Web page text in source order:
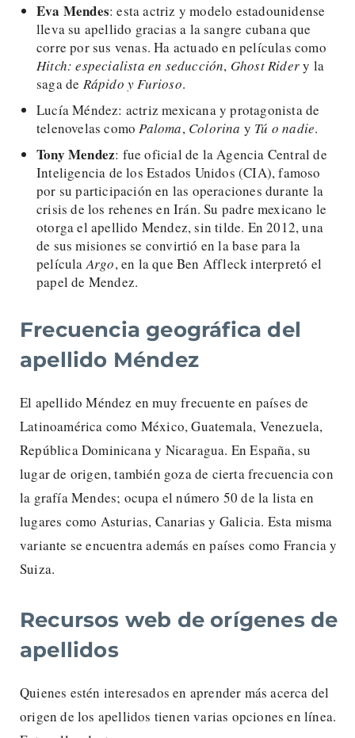
Eva Mendes: esta actriz y modelo estadounidense
lleva su apellido gracias a la sangre cubana que
corre por sus venas. Ha actuado en películas como
Hitch: especialista en seducción, Ghost Ridery la
saga de Rápido y Furioso.
Lucía Méndez: actriz mexicana y protagonista de
telenovelas comoPaloma, Colorina y Tú o nadie.
Tony Mendez: fue oficial de la Agencia Central de
Inteligencia de los Estados Unidos (CIA), famoso
por su participación en las operaciones durante la
crisis de los rehenes en Irán. Su padre mexicano le
otorga el apellido Mendez, sin tilde. En 2012, una
de sus misiones se convirtió en la base para la
películaArgo, en la que Ben Affleck interpretó el
papel de Mendez.
Frecuencia geográfica del
apellido Méndez
El apellido Méndez en muy frecuente en países de
Latinoamérica como México, Guatemala, Venezuela,
República Dominicana y Nicaragua. En España, su
lugar de origen, también goza de cierta frecuencia con
la grafía Mendes; ocupa el número 50 de la lista en
lugares como Asturias, Canarias y Galicia. Esta misma
variante se encuentra además en países como Francia y
Suiza.
Recursos web de orígenes de
apellidos
Quienes estén interesados en aprender más acerca del
origen de los apellidos tienen varias opciones en línea.